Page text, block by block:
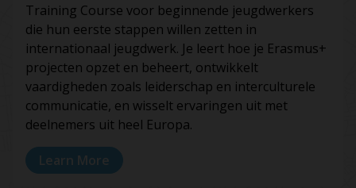
Training Course voor beginnende jeugdwerkers
die hun eerste stappen willen zetten in
internationaal jeugdwerk. Je leert hoe je Erasmus+
projecten opzet en beheert, ontwikkelt
vaardigheden zoals leiderschap en interculturele
communicatie, en wisselt ervaringen uit met
deelnemers uit heel Europa.
Learn More